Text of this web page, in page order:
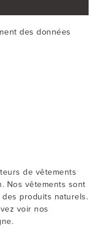
des données
de vêtements
Nos vêtements sont
produits naturels.
voir nos